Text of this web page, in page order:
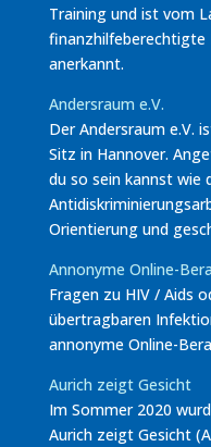
Training und ist vom
finanzhilfeberechtigte
anerkannt.
Andersraum e.V.
Der Andersraum e.V.
Sitz in Hannover.
du so sein kannst wie
Orientierung und
Annonyme Online-
Fragen zu HIV / Aids
übertragbaren
annonyme Online-
Aurich zeigt Gesicht
Im Sommer 2020
Aurich zeigt Gesicht